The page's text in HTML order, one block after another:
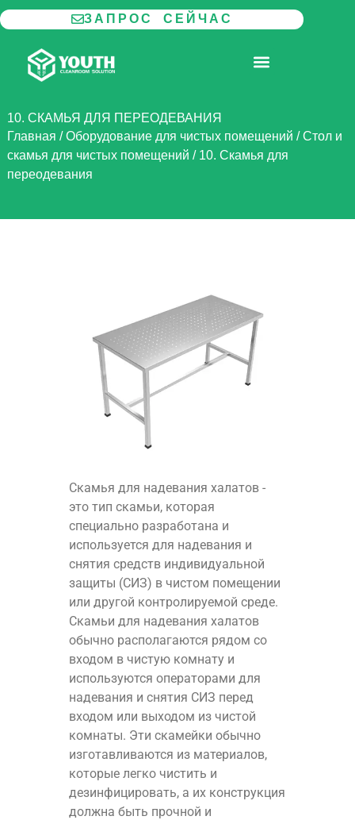
Перейти
к
содержимому
ЗАПРОС СЕЙЧАС
10. СКАМЬЯ ДЛЯ ПЕРЕОДЕВАНИЯ
Главная /Оборудование для чистых помещений /Стол и
скамья для чистых помещений / 10. Скамья для
переодевания
Скамья для надевания халатов -
это тип скамьи, которая
специально разработана и
используется для надевания и
снятия средств индивидуальной
защиты (СИЗ) в чистом помещении
или другой контролируемой среде.
Скамьи для надевания халатов
обычно располагаются рядом со
входом в чистую комнату и
используются операторами для
надевания и снятия СИЗ перед
входом или выходом из чистой
комнаты. Эти скамейки обычно
изготавливаются из материалов,
которые легко чистить и
дезинфицировать, а их конструкция
должна быть прочной и